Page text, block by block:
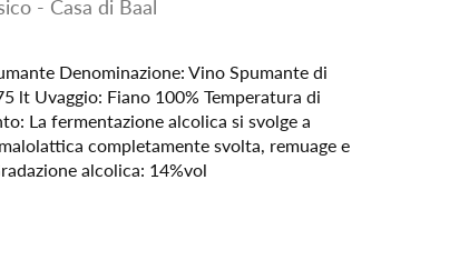
- Casa di Baal
Denominazione: Vino Spumante di
lt Uvaggio: Fiano 100% Temperatura di
La fermentazione alcolica si svolge a
completamente svolta, remuage e
alcolica: 14%vol